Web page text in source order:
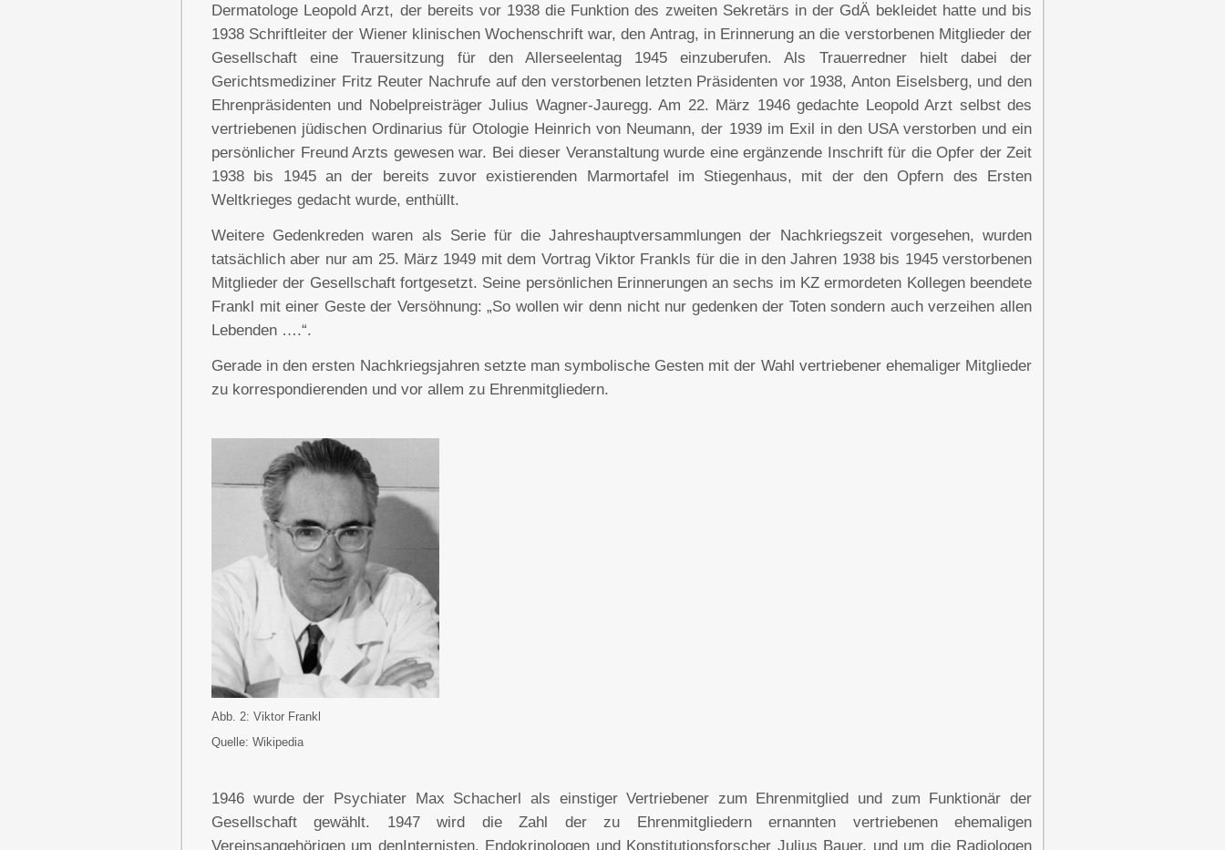
Dermatologe Leopold Arzt, der bereits vor 1938 die Funktion des zweiten Sekretärs in der GdÄ bekleidet hatte und bis
1938 Schriftleiter der Wiener klinischen Wochenschrift war, den Antrag, in Erinnerung an die verstorbenen Mitglieder der
Gesellschaft eine Trauersitzung für den Allerseelentag 1945 einzuberufen. Als Trauerredner hielt dabei der
Gerichtsmediziner Fritz Reuter Nachrufe auf den verstorbenen letzten Präsidenten vor 1938, Anton Eiselsberg, und den
Ehrenpräsidenten und Nobelpreisträger Julius Wagner-Jauregg. Am 22. März 1946 gedachte Leopold Arzt selbst des
vertriebenen jüdischen Ordinarius für Otologie Heinrich von Neumann, der 1939 im Exil in den USA verstorben und ein
persönlicher Freund Arzts gewesen war. Bei dieser Veranstaltung wurde eine ergänzende Inschrift für die Opfer der Zeit
1938 bis 1945 an der bereits zuvor existierenden Marmortafel im Stiegenhaus, mit der den Opfern des Ersten
Weltkrieges gedacht wurde, enthüllt.
Weitere Gedenkreden waren als Serie für die Jahreshauptversammlungen der Nachkriegszeit vorgesehen, wurden
tatsächlich aber nur am 25. März 1949 mit dem Vortrag Viktor Frankls für die in den Jahren 1938 bis 1945 verstorbenen
Mitglieder der Gesellschaft fortgesetzt. Seine persönlichen Erinnerungen an sechs im KZ ermordeten Kollegen beendete
Frankl mit einer Geste der Versöhnung: „So wollen wir denn nicht nur gedenken der Toten sondern auch verzeihen allen
Lebenden ….“.
Gerade in den ersten Nachkriegsjahren setzte man symbolische Gesten mit der Wahl vertriebener ehemaliger Mitglieder
zu korrespondierenden und vor allem zu Ehrenmitgliedern.
Abb. 2: Viktor Frankl
Quelle: Wikipedia
1946 wurde der Psychiater Max Schacherl als einstiger Vertriebener zum Ehrenmitglied und zum Funktionär der
Gesellschaft gewählt. 1947 wird die Zahl der zu Ehrenmitgliedern ernannten vertriebenen ehemaligen
Vereinsangehörigen um denInternisten, Endokrinologen und Konstitutionsforscher Julius Bauer, und um die Radiologen